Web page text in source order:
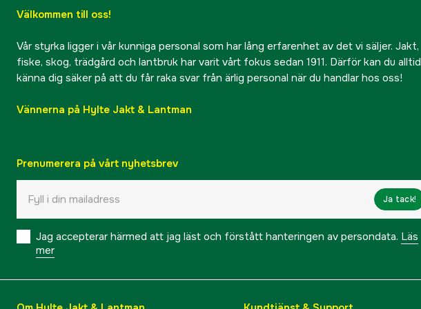
Välkommen till oss!
Vår styrka ligger i vår kunniga personal som har lång erfarenhet av det vi säljer. Jakt,
fiske, skog, trädgård och lantbruk har varit vårt fokus sedan 1911. Därför kan du alltid
känna dig säker på att du får raka svar från ärlig personal när du handlar hos oss!
Vännerna på Hylte Jakt & Lantman
Prenumerera på vårt nyhetsbrev
Ja tack!
Jag accepterar härmed att jag läst och förstått hanteringen av persondata. Läs
mer